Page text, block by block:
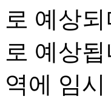
로 예상
로 예상
역에 임